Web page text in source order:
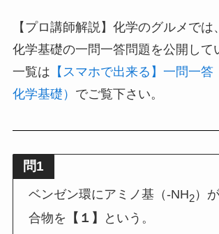
【プロ講師解説】化学のグルメでは
化学基礎の一問一答問題を公開して
一覧は 【スマホで出来る】一問一答
化学基礎） でご覧下さい。
問1
ベンゼン環にアミノ基（-NH2）
合物を
【１】 という。